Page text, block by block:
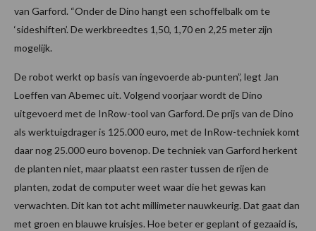
van Garford. “Onder de Dino hangt een schoffelbalk om te
‘sideshiften’. De werkbreedtes 1,50, 1,70 en 2,25 meter zijn
mogelijk.
De robot werkt op basis van ingevoerde ab-punten”, legt Jan
Loeffen van Abemec uit. Volgend voorjaar wordt de Dino
uitgevoerd met de InRow-tool van Garford. De prijs van de Dino
als werktuigdrager is 125.000 euro, met de InRow-techniek komt
daar nog 25.000 euro bovenop. De techniek van Garford herkent
de planten niet, maar plaatst een raster tussen de rijen de
planten, zodat de computer weet waar die het gewas kan
verwachten. Dit kan tot acht millimeter nauwkeurig. Dat gaat dan
met groen en blauwe kruisjes. Hoe beter er geplant of gezaaid is,